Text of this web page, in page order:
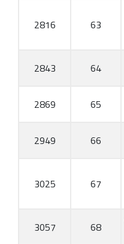
63
2816
64
2843
65
2869
66
2949
67
3025
68
3057